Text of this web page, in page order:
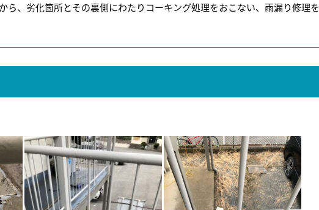
ら、劣化箇所とその裏側にわたりコーキング処理をおこない、雨漏り修理を